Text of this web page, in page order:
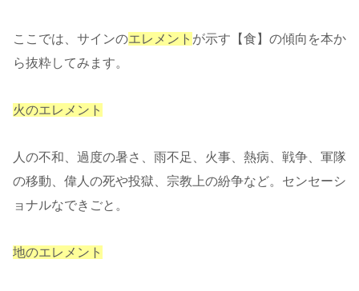
ここでは、サインのエレメント が示す【食】の傾向を本か
ら抜粋してみます。
火のエレメント
人の不和、過度の暑さ、雨不足、火事、熱病、戦争、軍隊
の移動、偉人の死や投獄、宗教上の紛争など。センセーシ
ョナルなできごと。
地のエレメント